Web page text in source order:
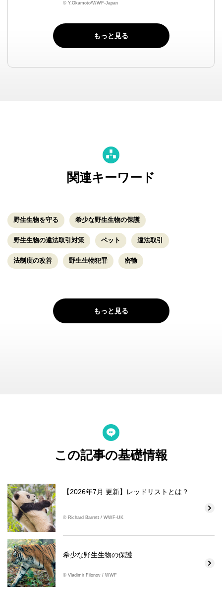
© Y.Okamoto/WWF-Japan
もっと見る
関連キーワード
野生生物を守る 希少な野生生物の保護
野生生物の違法取引対策 ペット 違法取引
法制度の改善 野生生物犯罪 密輸
もっと見る
この記事の基礎情報
【2026年7月 更新】レッドリストとは？
© Richard Barrett / WWF-UK
希少な野生生物の保護
© Vladimir Filonov / WWF